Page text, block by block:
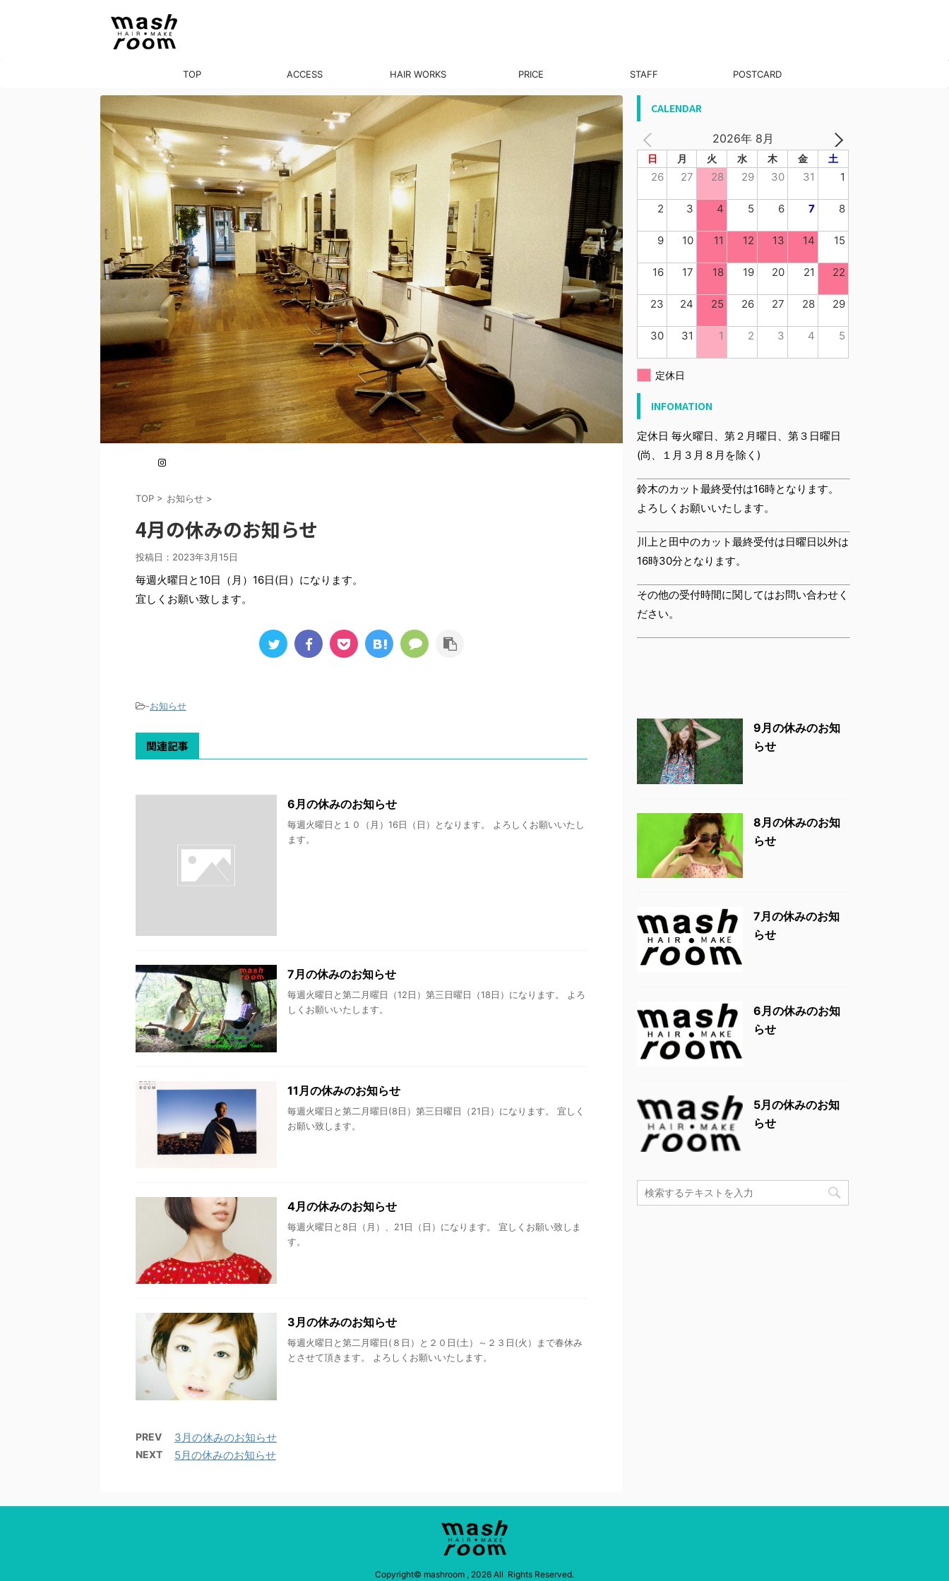
TOP ACCESS HAIR WORKS PRICE STAFF POSTCARD
TOP > お知らせ >
4月の休みのお知らせ
投稿日： 2023年3月15日
毎週火曜日と10日（月）16日(日）になります。
宜しくお願い致します。
-お知らせ
関連記事
6月の休みのお知らせ
毎週火曜日と１０（月）16日（日）となります。 よろしくお願いいたし
ます。
7月の休みのお知らせ
毎週火曜日と第二月曜日（12日）第三日曜日（18日）になります。 よろ
しくお願いいたします。
11月の休みのお知らせ
毎週火曜日と第二月曜日(8日）第三日曜日（21日）になります。 宜しく
お願い致します。
4月の休みのお知らせ
毎週火曜日と8日（月）、21日（日）になります。 宜しくお願い致しま
す。
3月の休みのお知らせ
毎週火曜日と第二月曜日(８日）と２０日(土）～２３日(火）まで春休み
とさせて頂きます。 よろしくお願いいたします。
PREV 3月の休みのお知らせ
NEXT 5月の休みのお知らせ
CALENDAR
2026年 8月
日 月 火 水 木 金 土
26 27 28 29 30 31 1
2 3 4 5 6 7 8
9 10 11 12 13 14 15
16 17 18 19 20 21 22
23 24 25 26 27 28 29
30 31 1 2 3 4 5
定休日
INFOMATION
定休日 毎火曜日、第２月曜日、第３日曜日
(尚、１月３月８月を除く)
鈴木のカット最終受付は16時となります。
よろしくお願いいたします。
川上と田中のカット最終受付は日曜日以外は
16時30分となります。
その他の受付時間に関してはお問い合わせく
ださい。
9月の休みのお知
らせ
8月の休みのお知
らせ
7月の休みのお知
らせ
6月の休みのお知
らせ
5月の休みのお知
らせ
Copyright© mashroom , 2026 All Rights Reserved.